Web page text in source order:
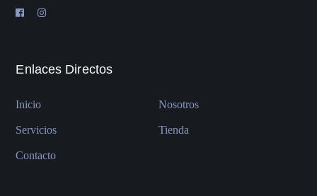
Enlaces Directos
Inicio Nosotros
Servicios Tienda
Contacto